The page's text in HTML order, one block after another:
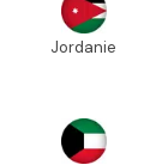
Jordanie